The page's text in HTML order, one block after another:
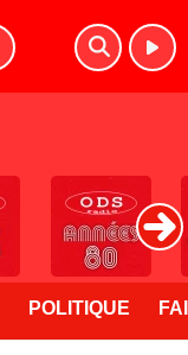
POLITIQUE